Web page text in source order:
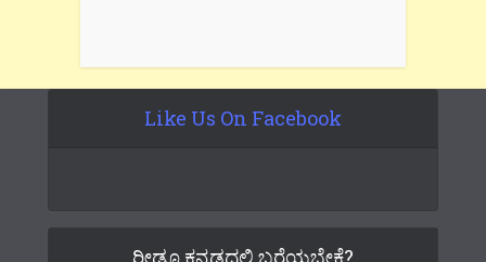
Like Us On Facebook
ರೀಡೂ ಕನ್ನಡದಲ್ಲಿ ಬರೆಯಬೇಕೆ?